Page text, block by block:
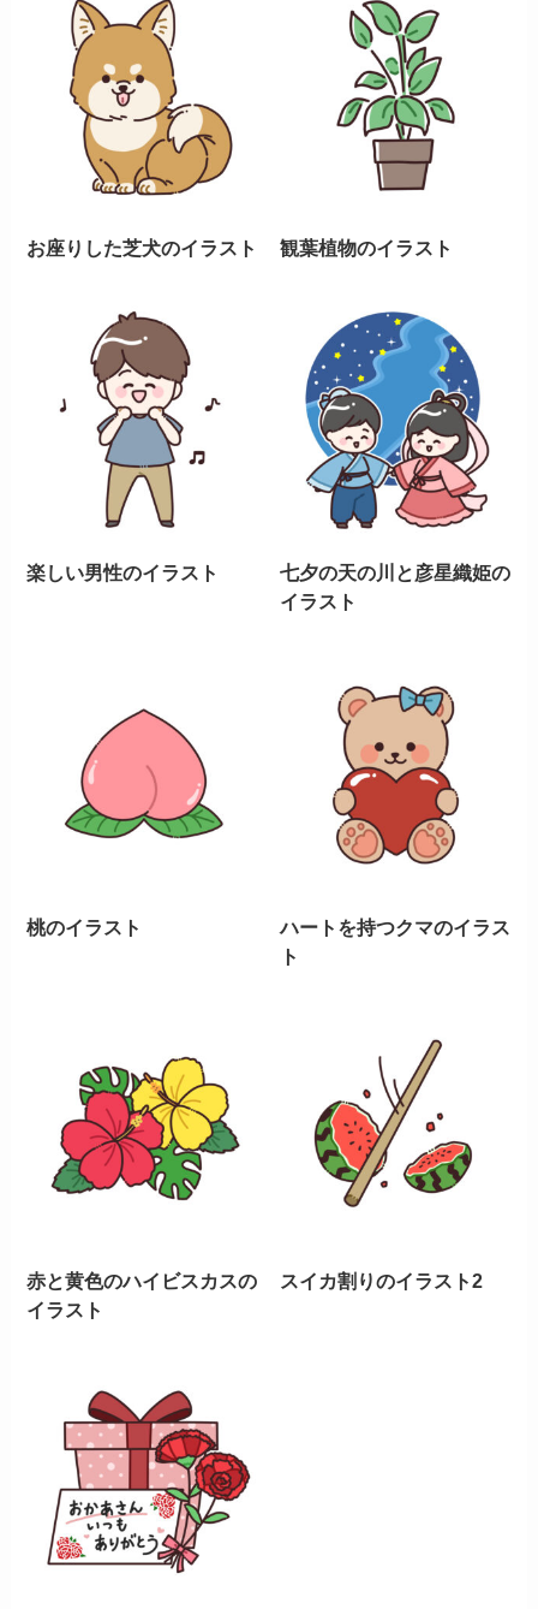
お座りした芝犬のイラスト 観葉植物のイラスト
楽しい男性のイラスト
七夕の天の川と彦星織姫の
イラスト
桃のイラスト
ハートを持つクマのイラス
ト
赤と黄色のハイビスカスの
イラスト
スイカ割りのイラスト2